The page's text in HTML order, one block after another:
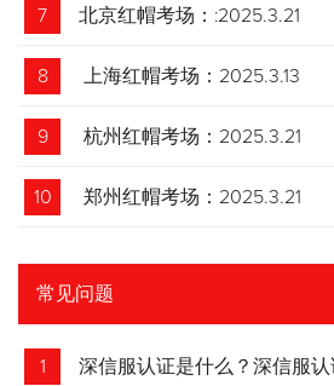
7 北京红帽考场：:2025.3.21
8 上海红帽考场：2025.3.13
9 杭州红帽考场：2025.3.21
10 郑州红帽考场：2025.3.21
常见问题
1 深信服认证是什么？深信服认